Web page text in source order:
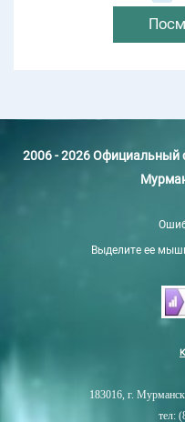
2006 - 2026 Официальный
Выделите ее
183016, г.
тел: